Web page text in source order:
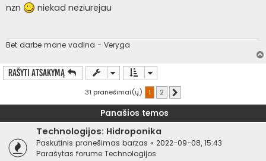
a
n
t
ė
nzn niekad neziurejau
Bet darbe mane vadina - Veryga
Rašyti atsakymą
31 pranešimai(ų) 1 2
Panašios temos
Technologijos: Hidroponika
Paskutinis pranešimas barzas « 2022-09-08, 15:43
Parašytas forume Technologijos